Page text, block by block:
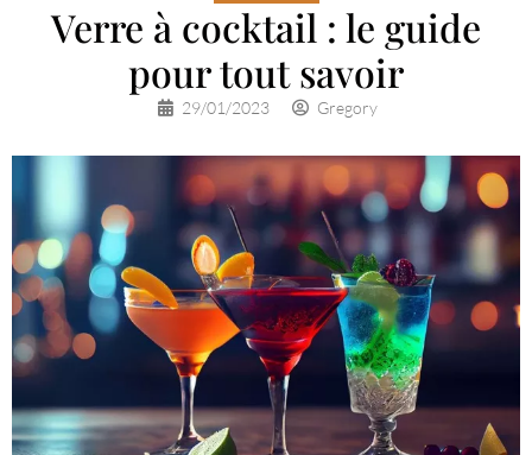
Verre à cocktail : le guide
pour tout savoir
29/01/2023 Gregory